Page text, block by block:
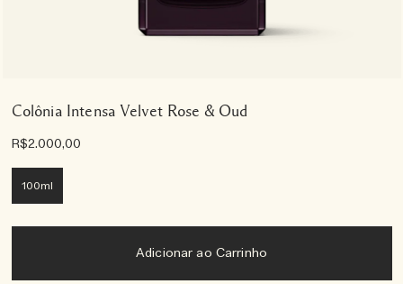
Colônia Intensa Velvet Rose & Oud
R$2.000,00
100ml
Adicionar ao Carrinho